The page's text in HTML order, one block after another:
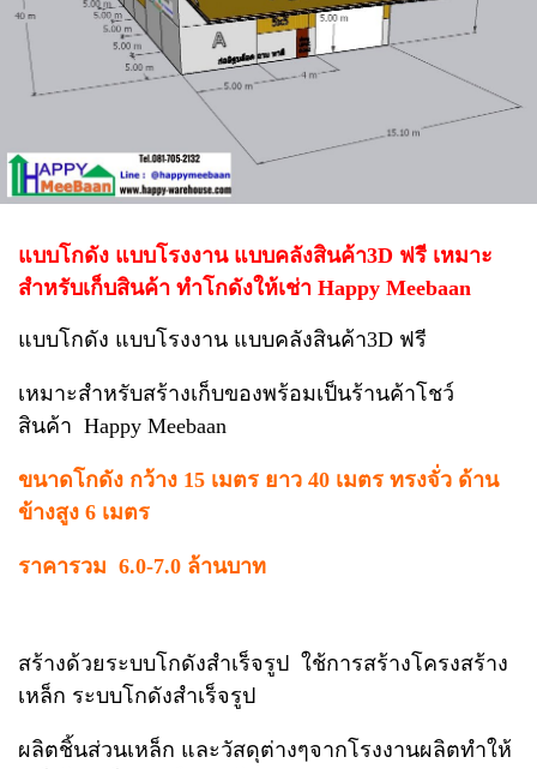
แบบโกดัง แบบโรงงาน แบบคลังสินค้า3D ฟรี เหมาะ
สำหรับเก็บสินค้า ทำโกดังให้เช่า Happy Meebaan
แบบโกดัง แบบโรงงาน แบบคลังสินค้า3D ฟรี
เหมาะสำหรับสร้างเก็บของพร้อมเป็นร้านค้าโชว์
สินค้า Happy Meebaan
ขนาดโกดัง กว้าง 15 เมตร ยาว 40 เมตร ทรงจั่ว ด้าน
ข้างสูง 6 เมตร
ราคารวม 6.0-7.0 ล้านบาท
สร้างด้วยระบบโกดังสำเร็จรูป ใช้การสร้างโครงสร้าง
เหล็ก ระบบโกดังสำเร็จรูป
ผลิตชิ้นส่วนเหล็ก และวัสดุต่างๆจากโรงงานผลิตทำให้